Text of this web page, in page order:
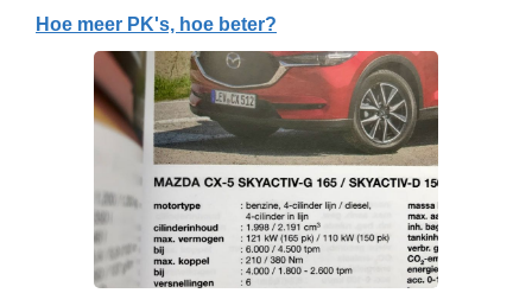
Hoe meer PK's, hoe beter?